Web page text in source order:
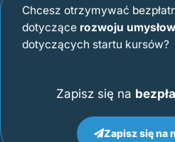
Chcesz otrzymywać
dotyczące rozwoju
dotyczących startu kursów?
Zapisz się na
Zapisz się na